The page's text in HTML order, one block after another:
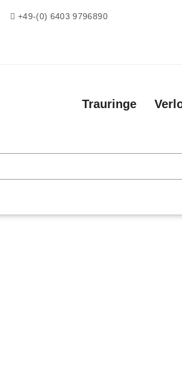
+49-(0) 6403 9796890
Trauringe